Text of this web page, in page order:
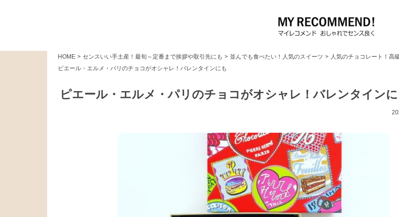
HOME > センスいい手土産！最旬～定番まで挨拶や取引先にも > 並んでも食べたい！人気のスイーツ > 人気のチョコレート！高
ピエール・エルメ・パリのチョコがオシャレ！バレンタインにも
ピエール・エルメ・パリのチョコがオシャレ！バレンタイン